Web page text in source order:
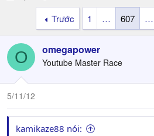
a
d
s
t
a
t
e
g
à
y
ử
i
Trước
1 … 607 …
O omegapower
Youtube Master Race
5/11/12
kamikaze88 nói: